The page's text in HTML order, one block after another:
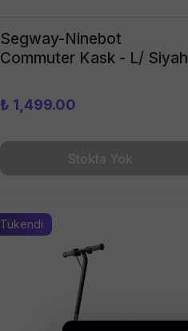
Segway-Ninebot
Commuter Kask - L/ Siyah
₺ 1,499.00
Stokta Yok
Tükendi